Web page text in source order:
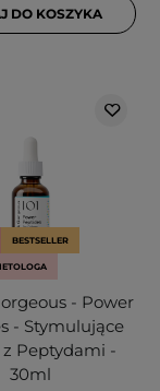
DO KOSZYKA
BESTSELLER
- Power
- Stymulujące
Peptydami -
30ml